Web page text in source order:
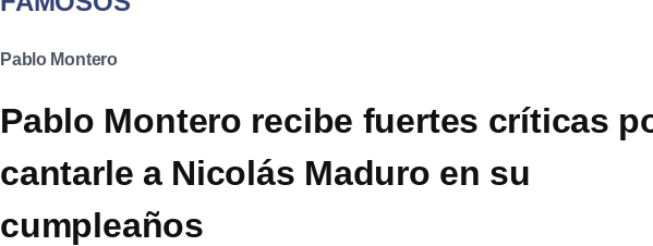
Pablo Montero
Pablo Montero recibe fuertes críticas
cantarle a Nicolás Maduro en su
cumpleaños